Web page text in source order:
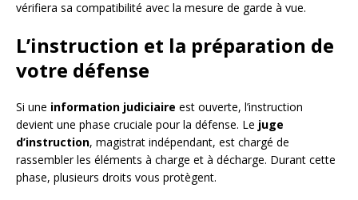
vérifiera sa compatibilité avec la mesure de garde à vue.
L’instruction et la préparation de
votre défense
Si une information judiciaire est ouverte, l’instruction
devient une phase cruciale pour la défense. Le juge
d’instruction, magistrat indépendant, est chargé de
rassembler les éléments à charge et à décharge. Durant cette
phase, plusieurs droits vous protègent.